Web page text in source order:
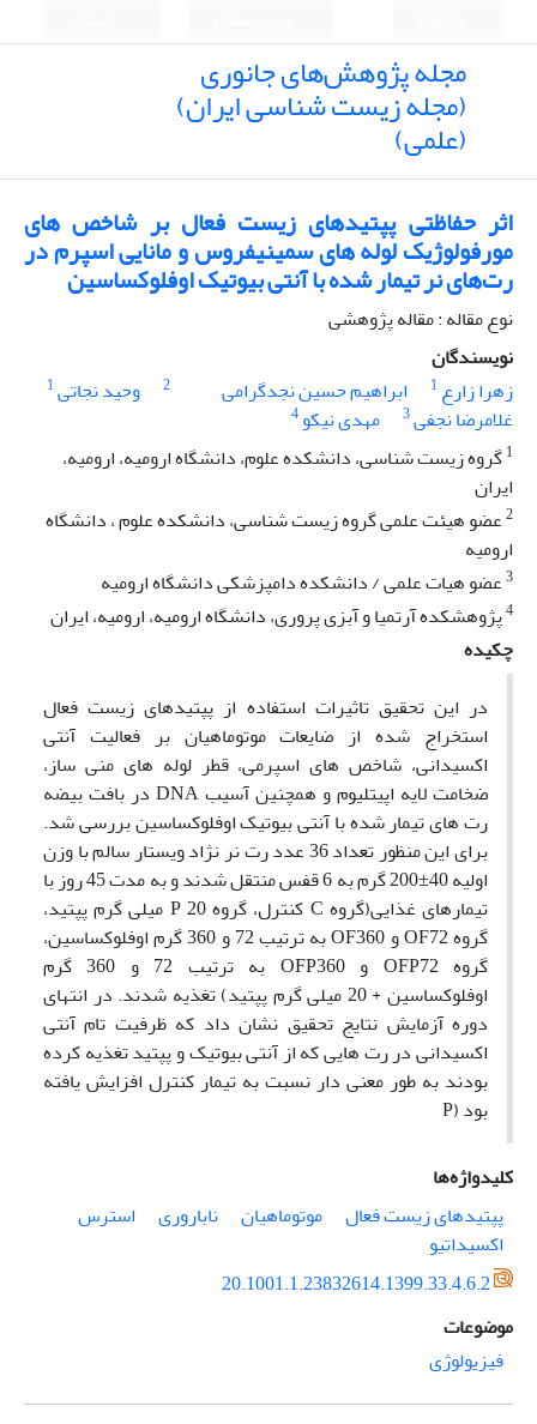
مجله پژوهش‌های جانوری
(مجله زیست شناسی ایران)
(علمی)
اثر حفاظتی پپتیدهای زیست فعال بر شاخص‏ های
مورفولوژیک لوله های سمینیفروس و مانایی اسپرم در
رت‌های نر تیمار شده با آنتی بیوتیک اوفلوکساسین
نوع مقاله : مقاله پژوهشی
نویسندگان
زهرا زارع 1 ابراهیم حسین نجدگرامی 2 وحید نجاتی1
غلامرضا نجفی3 مهدی نیکو4
1گروه زیست شناسی، دانشکده علوم، دانشگاه ارومیه، ارومیه،
ایران
2عضو هیئت علمی گروه زیست شناسی، دانشکده علوم ، دانشگاه
ارومیه
3عضو هیات علمی / دانشکده دامپزشکی دانشگاه ارومیه
4پژوهشکده آرتمیا و آبزی پروری، دانشگاه ارومیه، ارومیه، ایران
چکیده
در این تحقیق تاثیرات استفاده از پپتیدهای زیست فعال
استخراج شده از ضایعات موتوماهیان بر فعالیت آنتی
اکسیدانی، شاخص های اسپرمی، قطر لوله های منی ساز،
ضخامت لایه اپیتلیوم و همچنین آسیب DNA در بافت بیضه
رت های تیمار شده با آنتی بیوتیک اوفلوکساسین بررسی شد.
برای این منظور تعداد 36 عدد رت نر نژاد ویستار سالم با وزن
اولیه 40±200 گرم به 6 قفس منتقل شدند و به مدت 45 روز با
تیمارهای غذایی(گروه C کنترل، گروه P 20 میلی گرم پپتید،
گروه OF72 و OF360 به ترتیب 72 و 360 گرم اوفلوکساسین،
گروه OFP72 و OFP360 به ترتیب 72 و 360 گرم
اوفلوکساسین + 20 میلی گرم پپتید) تغذیه شدند. در انتهای
دوره آزمایش نتایج تحقیق نشان داد که ظرفیت تام آنتی
اکسیدانی در رت هایی که از آنتی بیوتیک و پپتید تغذیه کرده
بودند به طور معنی دار نسبت به تیمار کنترل افزایش یافته
بود (P
کلیدواژه‌ها
پپتیدهای زیست فعال
موتوماهیان ناباروری
استرس
اکسیداتیو
20.1001.1.23832614.1399.33.4.6.2
موضوعات
فیزیولوژی